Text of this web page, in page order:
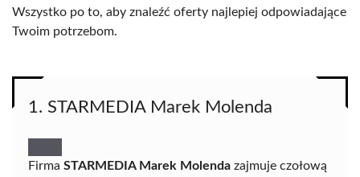
Wszystko po to, aby znaleźć oferty najlepiej odpowiadające
Twoim potrzebom.
1. STARMEDIA Marek Molenda
Firma STARMEDIA Marek Molenda zajmuje czołową